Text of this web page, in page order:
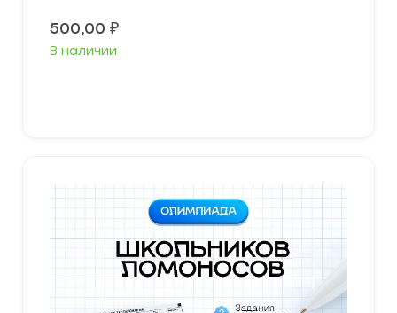
500,00 ₽
В наличии